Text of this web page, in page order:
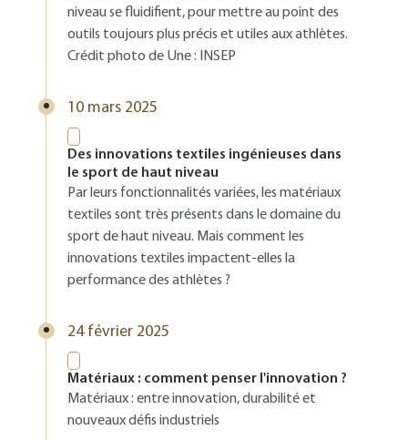
niveau se fluidifient, pour mettre au point des
outils toujours plus précis et utiles aux athlètes.
Crédit photo de Une : INSEP
10 mars 2025
Des innovations textiles ingénieuses dans
le sport de haut niveau
Par leurs fonctionnalités variées, les matériaux
textiles sont très présents dans le domaine du
sport de haut niveau. Mais comment les
innovations textiles impactent-elles la
performance des athlètes ?
24 février 2025
Matériaux : comment penser l'innovation ?
Matériaux : entre innovation, durabilité et
nouveaux défis industriels